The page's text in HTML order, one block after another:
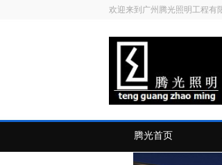
欢迎来到广州腾光照明工程有
腾光首页